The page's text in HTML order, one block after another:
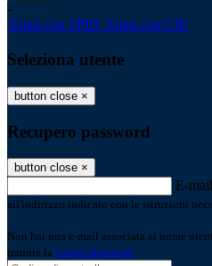
-
Entra con SPID Entra con CIE
Seleziona utente
button close ×
Recupero password
button close ×
E-mail
all'indirizzo indicato con le istruzioni
Non hai una e-mail associata al nome
tramite la Login Spaggiari